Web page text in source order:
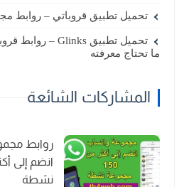
تحميل تطبيق قروباتي – روابط
ما تحتاج معرفته
المشاركات الشائعة
نشطة